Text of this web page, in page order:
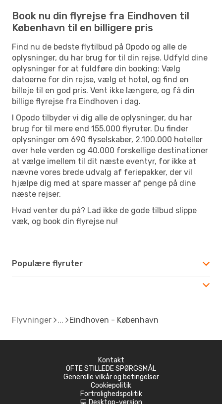
Book nu din flyrejse fra Eindhoven til
København til en billigere pris
Find nu de bedste flytilbud på Opodo og alle de
oplysninger, du har brug for til din rejse. Udfyld dine
oplysninger for at fuldføre din booking: Vælg
datoerne for din rejse, vælg et hotel, og find en
billeje til en god pris. Vent ikke længere, og få din
billige flyrejse fra Eindhoven i dag.
I Opodo tilbyder vi dig alle de oplysninger, du har
brug for til mere end 155.000 flyruter. Du finder
oplysninger om 690 flyselskaber, 2.100.000 hoteller
over hele verden og 40.000 forskellige destinationer
at vælge imellem til dit næste eventyr, for ikke at
nævne vores brede udvalg af feriepakker, der vil
hjælpe dig med at spare masser af penge på dine
næste rejser.
Hvad venter du på? Lad ikke de gode tilbud slippe
væk, og book din flyrejse nu!
Populære flyruter
Flyvninger Eindhoven - København
Kontakt
OFTE STILLEDE SPØRGSMÅL
Generelle vilkår og betingelser
Cookiepolitik
Fortrolighedspolitik
Desktop-version